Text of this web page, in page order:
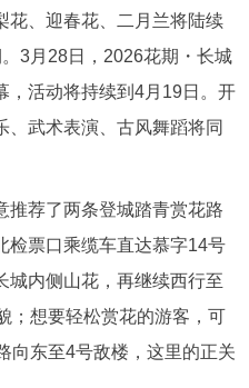
花、迎春花、二月兰将陆续
3月28日，2026花期・长城
，活动将持续到4月19日。开
、武术表演、古风舞蹈将同
荐了两条登城踏青赏花路
检票口乘缆车直达慕字14号
城内侧山花，再继续西行至
；想要轻松赏花的游客，可
向东至4号敌楼，这里的正关